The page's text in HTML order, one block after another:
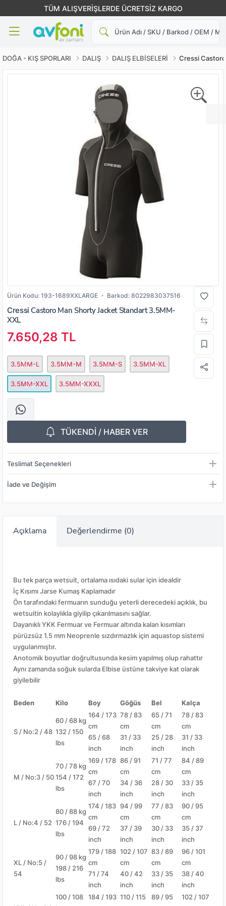
TÜM ALIŞVERİŞLERDE ÜCRETSİZ KARGO
DOĞA - KIŞ SPORLARI DALIŞ DALIŞ ELBİSELERİ Cressi
Ürün Kodu: 193-1689XXLARGE Barkod: 8022983037516
Cressi Castoro Man Shorty Jacket Standart 3.5MM-
XXL
7.650,28 TL
3.5MM-L 3.5MM-M 3.5MM-S 3.5MM-XL
3.5MM-XXL 3.5MM-XXXL
TÜKENDİ / HABER VER
Teslimat Seçenekleri
İade ve Değişim
Açıklama Değerlendirme (0)
Bu tek parça wetsuit, ortalama ısıdaki sular için idealdir
İç Kısımı Jarse Kumaş Kaplamadır
Ön tarafındaki fermuarın sunduğu yeterli derecedeki açıklık, bu
wetsuitin kolaylıkla giyilip çıkarılmasını sağlar.
Dayanıklı YKK Fermuar ve Fermuar altında kalan kısımları
pürüzsüz 1.5 mm Neoprenle sızdırmazlık için aquastop sistemi
uygulanmıştır.
Anotomik boyutlar doğrultusunda kesim yapılmış olup rahattır
Aynı zamanda soğuk sularda Elbise üstüne takviye kat olarak
giyilebilir
Beden Kilo Boy Göğüs Bel Kalça
S / No:2 / 48
60 / 68 kg
132 / 150
lbs
164 / 173
cm
65 / 68
inch
78 / 83
cm
31 / 33
inch
65 / 71
cm
25 / 28
inch
78 / 83
cm
31 / 33
inch
M / No:3 / 50
70 / 78 kg
154 / 172
lbs
169 / 178
cm
67 / 70
inch
86 / 91
cm
34 / 36
inch
71 / 77
cm
28 / 30
inch
84 / 89
cm
33 / 35
inch
L / No:4 / 52
80 / 88 kg
176 / 194
lbs
174 / 183
cm
69 / 72
inch
94 / 99
cm
37 / 39
inch
77 / 83
cm
30 / 33
inch
90 / 95
cm
35 / 37
inch
XL / No:5 /
54
90 / 98 kg
198 / 216
lbs
179 / 188
cm
71 / 74
inch
102 / 107
cm
40 / 42
inch
83 / 89
cm
33 / 35
inch
96 / 101
cm
38 / 40
inch
100 / 108
184 / 193 110 / 115
89 / 95
102 / 107